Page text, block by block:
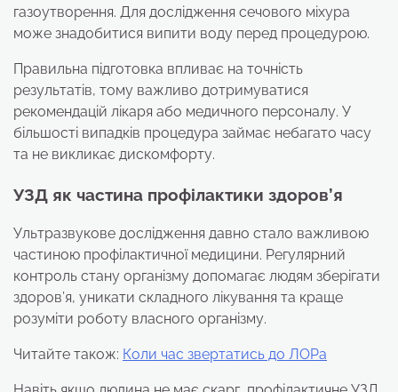
газоутворення. Для дослідження сечового міхура
може знадобитися випити воду перед процедурою.
Правильна підготовка впливає на точність
результатів, тому важливо дотримуватися
рекомендацій лікаря або медичного персоналу. У
більшості випадків процедура займає небагато часу
та не викликає дискомфорту.
УЗД як частина профілактики здоров’я
Ультразвукове дослідження давно стало важливою
частиною профілактичної медицини. Регулярний
контроль стану організму допомагає людям зберігати
здоров’я, уникати складного лікування та краще
розуміти роботу власного організму.
Читайте також: Коли час звертатись до ЛОРа